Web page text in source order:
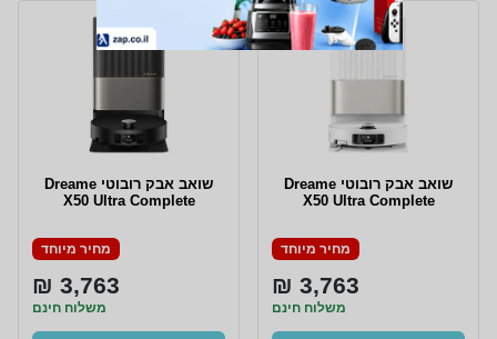
‏שואב אבק רובוטי Dreame
X50 Ultra Complete
מחיר מיוחד
3,763 ₪
משלוח חינם
‏שואב אבק רובוטי Dreame
X50 Ultra Complete
מחיר מיוחד
3,763 ₪
משלוח חינם